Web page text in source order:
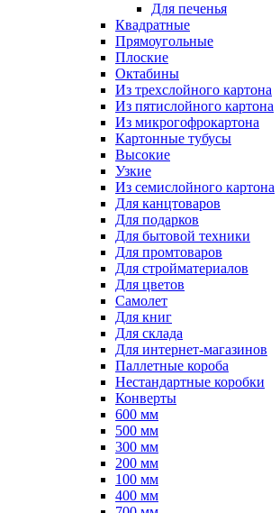
Для печенья
Квадратные
Прямоугольные
Плоские
Октабины
Из трехслойного картона
Из пятислойного картона
Из микрогофрокартона
Картонные тубусы
Высокие
Узкие
Из семислойного картона
Для канцтоваров
Для подарков
Для бытовой техники
Для промтоваров
Для стройматериалов
Для цветов
Самолет
Для книг
Для склада
Для интернет-магазинов
Паллетные короба
Нестандартные коробки
Конверты
600 мм
500 мм
300 мм
200 мм
100 мм
400 мм